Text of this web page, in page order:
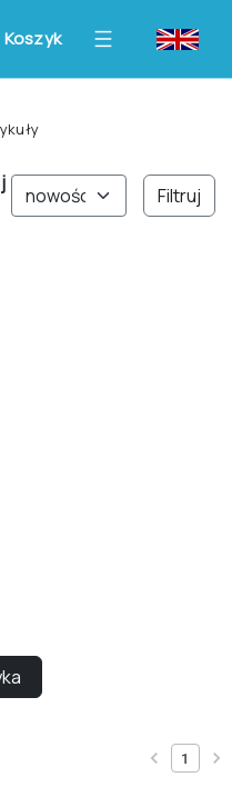
Koszyk
Filtruj
1